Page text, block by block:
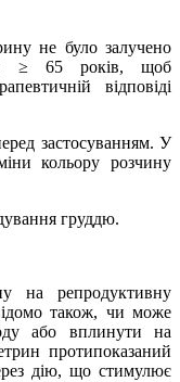
не було залучено
≥ 65 років, щоб
відповіді
застосуванням. У
кольору розчину
груддю.
на репродуктивну
також, чи може
або вплинути на
протипоказаний
дію, що стимулює